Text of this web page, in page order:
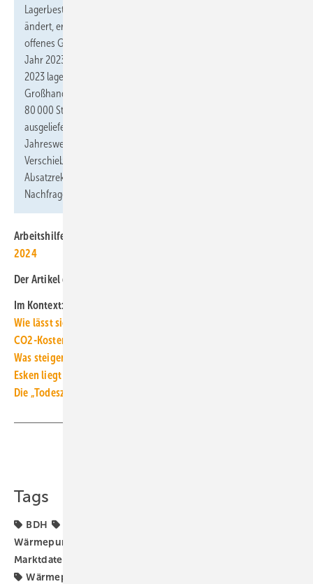
Lagerbestand im Großhandel und bei Handwerksbetrieben
ändert, ergeben sich Verschiebungen. In der Branche ist es ein
offenes Geheimnis, dass einige Großhändler die Nachfrage im
Jahr 2023 deutlich höher eingeschätzt hatten. Im Dezember
2023 lagen die Schätzungen für „Wärmepumpen in Regalen beim
Großhandel und bei Heizungsbauern“ zwischen 65 000 bis
80 000 Stück. Zudem wurden Anfang 2023 Wärmepumpen
ausgeliefert, die die Kunden schon gerne vor dem
Jahreswechsel 2022/23 in Betrieb genommen hätten. Diese
Verschiebungen erklären einen Teil der Diskrepanz zwischen
Absatzrekord und Unzufriedenheit über die stockende
Nachfrage bei den Herstellern.
Arbeitshilfe zum Gebäudeenergiegesetz:
2024
Der Artikel gehört zur
Im Kontext:
Wie lässt sich der Wärmepumpenhochlauf wieder ankurbeln?
CO2-Kosten für Öl und Erdgas vs. Wärmepumpen-Strompreis
Was steigende CO2-Preise für Öl- und Gas-Heizungen bedeuten
Esken liegt richtig: Neue Gas-Heizung in 2023 war unvernünftig
Die „Todeszone“ für die Wirtschaftlichkeit einer Wärmepumpe
Tags
BDH
Wärmepumpe
Marktdaten
Wärmepumpenhochlauf